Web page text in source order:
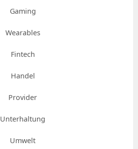
Gaming
Wearables
Fintech
Handel
Provider
Unterhaltung
Umwelt